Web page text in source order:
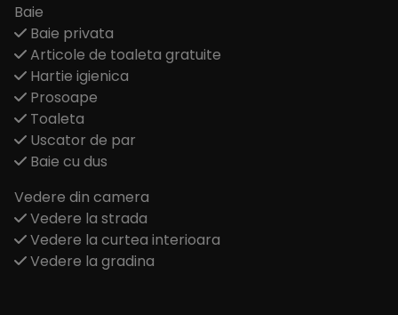
Baie
Baie privata
Articole de toaleta gratuite
Hartie igienica
Prosoape
Toaleta
Uscator de par
Baie cu dus
Vedere din camera
Vedere la strada
Vedere la curtea interioara
Vedere la gradina